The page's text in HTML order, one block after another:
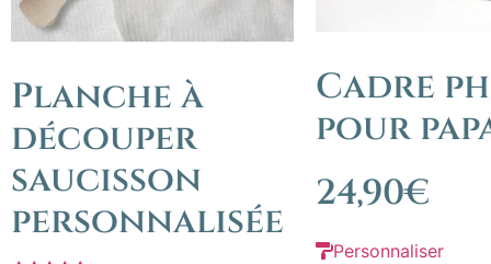
Planche à
découper
saucisson
personnalisée
Cadre
pour
24,90€
Personnaliser